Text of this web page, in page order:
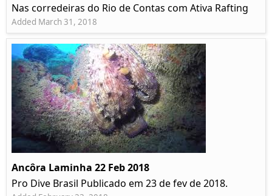
Nas corredeiras do Rio de Contas com Ativa Rafting
Added March 31, 2018
Ancôra Laminha 22 Feb 2018
Pro Dive Brasil Publicado em 23 de fev de 2018.